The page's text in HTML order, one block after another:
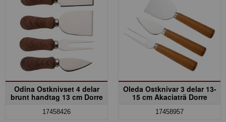
Odina Ostknivset 4 delar
brunt handtag 13 cm Dorre
17458426
Oleda Ostknivar 3 delar 13-
15 cm Akaciaträ Dorre
17458957